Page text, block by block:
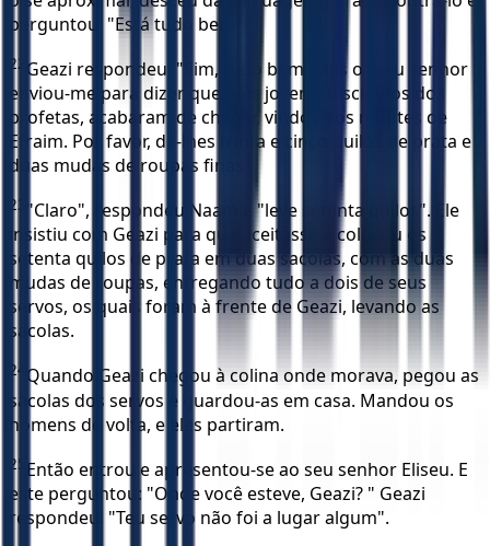
perguntou: "Está tudo bem? "
22 Geazi respondeu: "Sim, tudo bem. Mas o meu senhor
enviou-me para dizer que dois jovens, discípulos dos
profetas, acabaram de chegar, vindos dos montes de
Efraim. Por favor, dê-lhes trinta e cinco quilos de prata e
duas mudas de roupas finas".
23 "Claro", respondeu Naamã, "leve setenta quilos". Ele
insistiu com Geazi para que aceitasse e colocou os
setenta quilos de prata em duas sacolas, com as duas
mudas de roupas, entregando tudo a dois de seus
servos, os quais foram à frente de Geazi, levando as
sacolas.
24 Quando Geazi chegou à colina onde morava, pegou as
sacolas dos servos e guardou-as em casa. Mandou os
homens de volta, e eles partiram.
25 Então entrou e apresentou-se ao seu senhor Eliseu. E
este perguntou: "Onde você esteve, Geazi? " Geazi
respondeu: "Teu servo não foi a lugar algum".